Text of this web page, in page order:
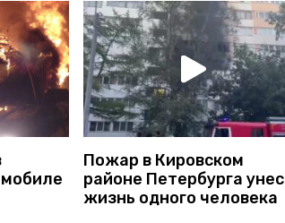
Пожар в Кировском
районе Петербурга унес
жизнь одного человека